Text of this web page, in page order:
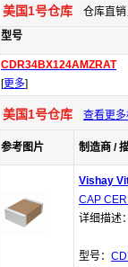
美国1号仓库 仓库直销
型号
CDR34BX124AMZRAT
[更多]
美国1号仓库 查看更
参考图片 制造商 /
Vishay
CAP
详细描述
型号：